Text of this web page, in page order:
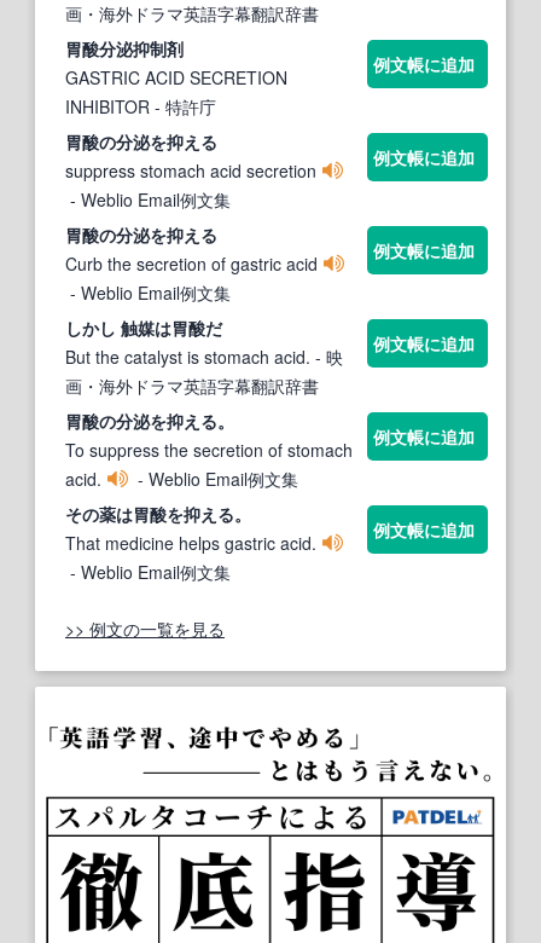
画・海外ドラマ英語字幕翻訳辞書
胃酸分泌抑制剤
GASTRIC ACID SECRETION
INHIBITOR - 特許庁
例文帳に追加
胃酸の分泌を抑える
suppress stomach acid secretion
- Weblio Email例文集
例文帳に追加
胃酸の分泌を抑える
Curb the secretion of gastric acid
- Weblio Email例文集
例文帳に追加
しかし 触媒は胃酸だ
But the catalyst is stomach acid. - 映
画・海外ドラマ英語字幕翻訳辞書
例文帳に追加
胃酸の分泌を抑える。
To suppress the secretion of stomach
acid.
- Weblio Email例文集
例文帳に追加
その薬は胃酸を抑える。
That medicine helps gastric acid.
- Weblio Email例文集
例文帳に追加
>> 例文の一覧を見る